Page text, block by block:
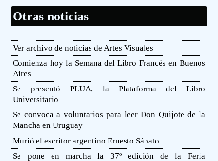
Otras noticias
Ver archivo de noticias de Artes Visuales
Comienza hoy la Semana del Libro Francés en Buenos
Aires
Se presentó PLUA, la Plataforma del Libro
Universitario
Se convoca a voluntarios para leer Don Quijote de la
Mancha en Uruguay
Murió el escritor argentino Ernesto Sábato
Se pone en marcha la 37º edición de la Feria